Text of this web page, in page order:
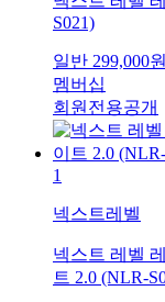
S021)
일반 299,000원
멤버십
회원전용공개
1
넥스트레벨
넥스트 레벨
트 2.0 (NLR-